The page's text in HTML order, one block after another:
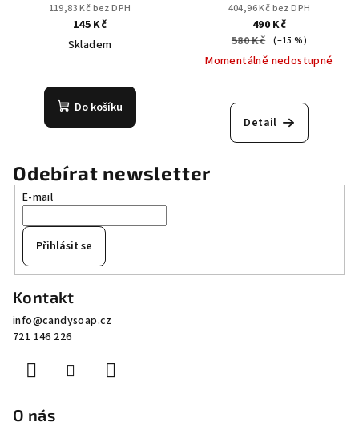
119,83 Kč bez DPH
145 Kč
Skladem
Do košíku
404,96 Kč bez DPH
490 Kč
580 Kč (–15 %)
Momentálně nedostupné
hodnocení
produktu
5
Detail
Odebírat newsletter
E-mail
Přihlásit se
Kontakt
info@candysoap.cz
721 146 226
O nás